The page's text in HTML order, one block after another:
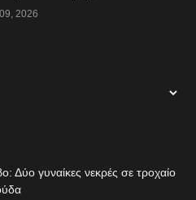
2026
Δύο γυναίκες νεκρές σε τροχαίο